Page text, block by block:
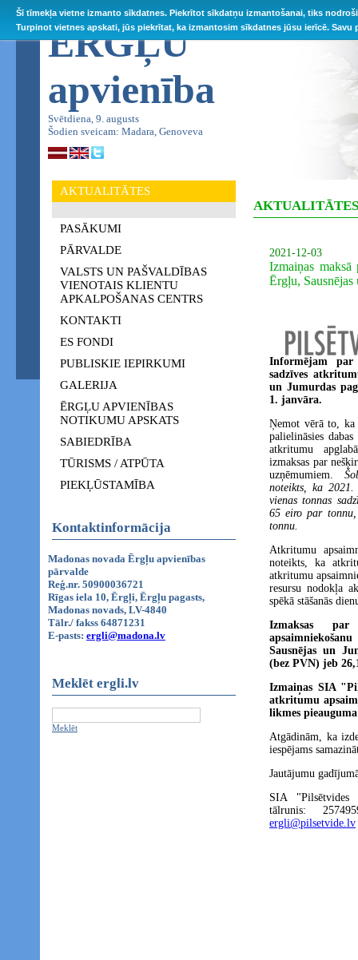
Šī tīmekļa vietne izmanto sīkdatnes. Piekrītot sīkdatņu izmantošanai, tiks
Turpinot vietnes apskati, jūs piekrītat, ka izmantosim sīkdatnes jūsu ierīcē.
ĒRGĻU
apvienība
Svētdiena, 9. augusts
Šodien sveicam: Madara, Genoveva
AKTUALITĀTES
PASĀKUMI
PĀRVALDE
VALSTS UN PAŠVALDĪBAS
VIENOTAIS KLIENTU
APKALPOŠANAS CENTRS
KONTAKTI
ES FONDI
PUBLISKIE IEPIRKUMI
GALERIJA
ĒRGĻU APVIENĪBAS
NOTIKUMU APSKATS
SABIEDRĪBA
TŪRISMS / ATPŪTA
PIEKĻŪSTAMĪBA
Kontaktinformācija
Madonas novada Ērgļu apvienības
pārvalde
Reģ.nr. 50900036721
Rīgas iela 10, Ērgļi, Ērgļu pagasts,
Madonas novads, LV-4840
Tālr./ fakss 64871231
E-pasts: ergli@madona.lv
Meklēt ergli.lv
Meklēt
AKTUALITĀTES
2021-12-03
Izmaiņas maksā
Ērgļu, Sausnējas
Informējam
sadzīves
un Jumurdas
1. janvāra.
Ņemot vērā to,
palielināsies
atkritumu
izmaksas par
uzņēmumiem.
noteikts, ka 2021.
vienas tonnas
65 eiro par
tonnu.
Atkritumu
noteikts, ka
atkritumu
resursu nodokļa
spēkā stāšanās
Izmaksas
Sausnējas un
(bez PVN) jeb
Izmaiņas SIA
atkritumu
likmes
Atgādinām, ka
iespējams
Jautājumu
SIA "Pilsētvides
tālrunis:
ergli@pilsetvide.lv